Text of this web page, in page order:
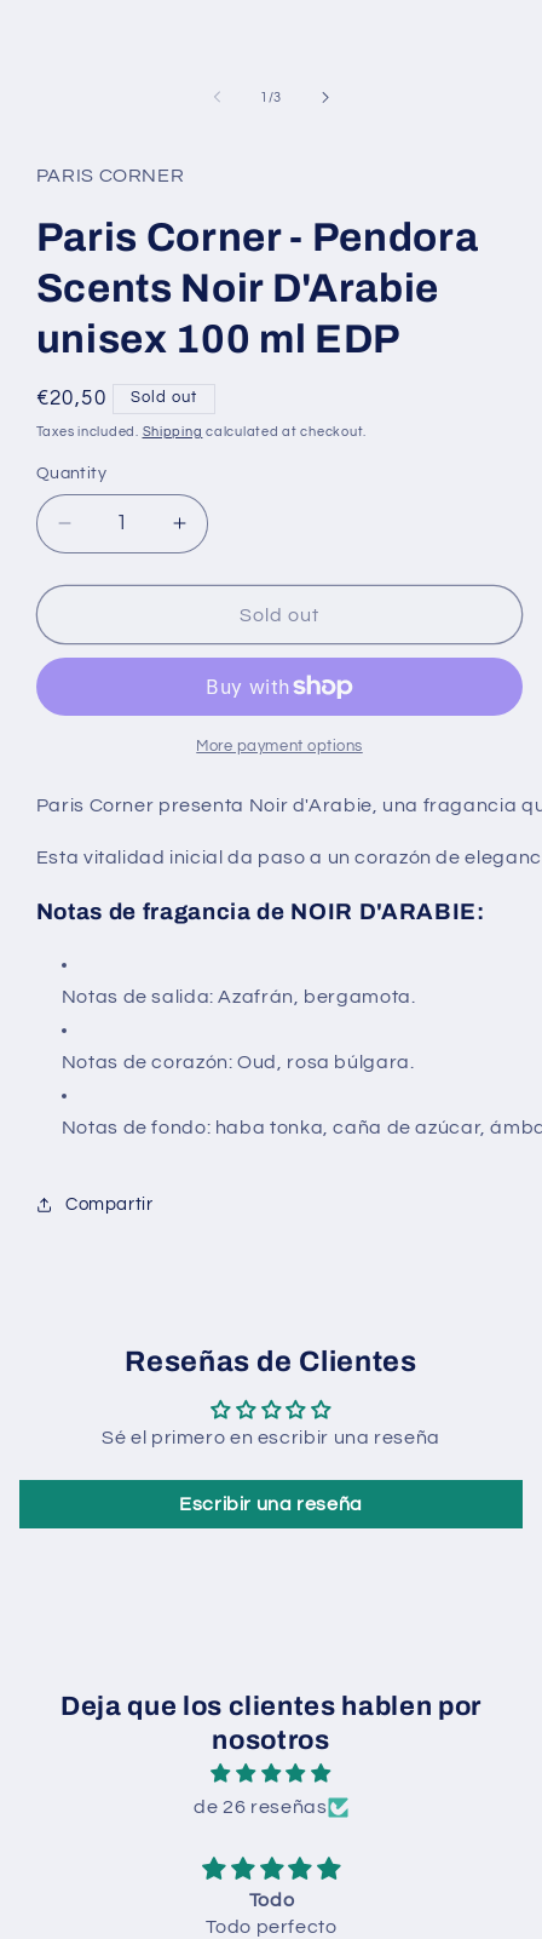
1 /of
3
PARIS CORNER
Paris Corner - Pendora
Scents Noir D'Arabie
unisex 100 ml EDP
Regular
price
€20,50 Sold out
Taxes included. Shipping calculated at checkout.
Quantity
Decrease
quantity
for
Corner
-
Scents
unisex
ml
Increase
quantity
for
Corner
Pendora
Scents
Noir
unisex
ml
Sold out
More payment options
Paris Corner presenta Noir d'Arabie, una fragancia
Esta vitalidad inicial da paso a un corazón de
Notas de fragancia de NOIR D'ARABIE:
Notas de salida: Azafrán, bergamota.
Notas de corazón: Oud, rosa búlgara.
Notas de fondo: haba tonka, caña de azúcar,
Compartir
Reseñas de Clientes
Sé el primero en escribir una reseña
Escribir una reseña
Deja que los clientes hablen por
nosotros
de 26 reseñas
Todo
Todo perfecto